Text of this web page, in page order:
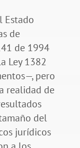
Estado
de
de 1994
Ley 1382
pero
realidad de
del
jurídicos